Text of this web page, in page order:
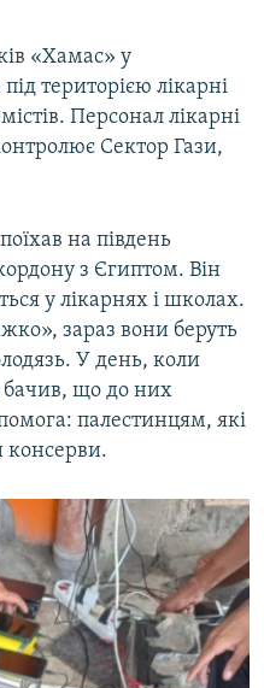
«Хамас» у
територією лікарні
Персонал лікарні
Сектор Гази,
на південь
з Єгиптом. Він
у лікарнях і школах.
зараз вони беруть
У день, коли
бачив, що до них
палестинцям, які